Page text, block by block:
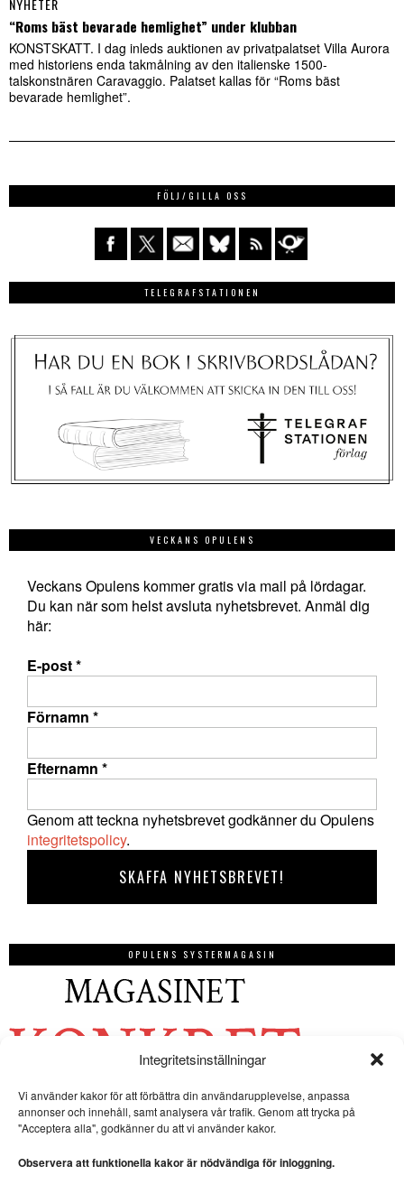
Integritetsinställningar
Vi använder kakor för att förbättra din användarupplevelse, anpassa
annonser och innehåll, samt analysera vår trafik. Genom att trycka på
"Acceptera alla", godkänner du att vi använder kakor.
Observera att funktionella kakor är nödvändiga för inloggning.
“Roms bäst bevarade hemlighet” under klubban
KONSTSKATT. I dag inleds auktionen av privatpalatset Villa Aurora
med historiens enda takmålning av den italienske 1500-
talskonstnären Caravaggio. Palatset kallas för “Roms bäst
bevarade hemlighet”.
FÖLJ/GILLA OSS
TELEGRAFSTATIONEN
VECKANS OPULENS
Veckans Opulens kommer gratis via mail på lördagar.
Du kan när som helst avsluta nyhetsbrevet. Anmäl dig
här:
E-post*
Förnamn *
Efternamn *
Genom att teckna nyhetsbrevet godkänner du Opulens
integritetspolicy.
OPULENS SYSTERMAGASIN